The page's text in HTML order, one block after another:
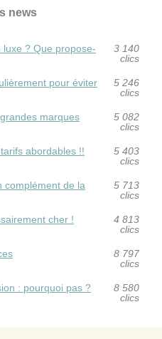
news
? Que propose-
3 140
clics
pour éviter
5 246
clics
marques
5 082
clics
abordables !!
5 403
clics
complément de la
5 713
clics
cher !
4 813
clics
8 797
clics
: pourquoi pas ?
8 580
clics